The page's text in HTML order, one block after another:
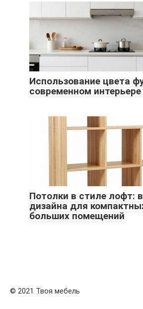
Использование цвета
современном интерьере
Потолки в стиле лофт:
дизайна для
больших помещений
© 2021 Твоя мебель